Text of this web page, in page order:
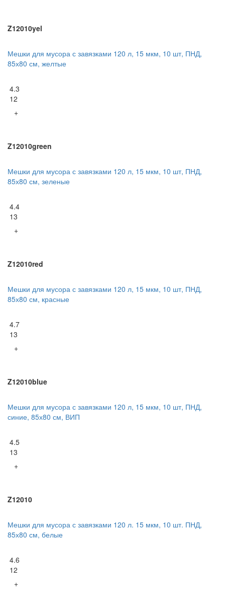
Z12010yel
Мешки для мусора с завязками 120 л, 15 мкм, 10 шт, ПНД,
85х80 см, желтые
4.3
12
+
Z12010green
Мешки для мусора с завязками 120 л, 15 мкм, 10 шт, ПНД,
85х80 см, зеленые
4.4
13
+
Z12010red
Мешки для мусора с завязками 120 л, 15 мкм, 10 шт, ПНД,
85х80 см, красные
4.7
13
+
Z12010blue
Мешки для мусора с завязками 120 л, 15 мкм, 10 шт, ПНД,
синие, 85х80 см, ВИП
4.5
13
+
Z12010
Мешки для мусора с завязками 120 л. 15 мкм, 10 шт. ПНД,
85х80 см, белые
4.6
12
+